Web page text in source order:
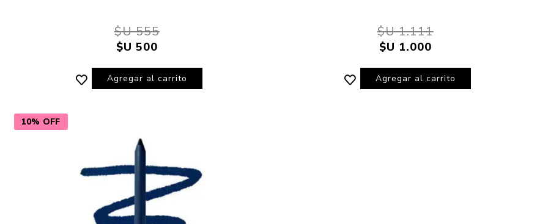
$U 555
$U 500
Agregar al carrito
$U 1.111
$U 1.000
Agregar al carrito
10% OFF